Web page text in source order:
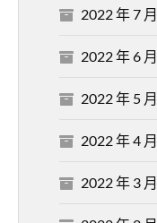
2022 年 7 月
2022 年 6 月
2022 年 5 月
2022 年 4 月
2022 年 3 月